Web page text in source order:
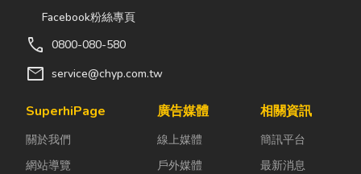
鹿走一趟後才
沙鹿，真的和
以前不一樣
通變方便，生
越成熟，加上
房...
效率。對許多
言，從農田整
平，到住宅基
礎開挖，挖土
實，門片故障
要花大錢將整
扇...
Facebook粉絲專頁
call 0800-080-580
mail service@chyp.com.tw
SuperhiPage
關於我們
網站導覽
廣告媒體
線上媒體
戶外媒體
相關資訊
簡訊平台
最新消息